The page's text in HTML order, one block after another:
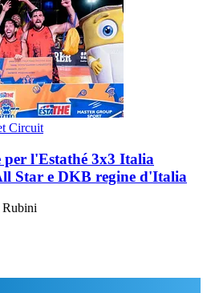
Circuit
per l'Estathé 3x3 Italia
Star e DKB regine d'Italia
Rubini